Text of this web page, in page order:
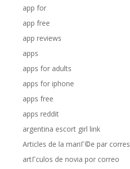
app for
app free
app reviews
apps
apps for adults
apps for iphone
apps free
apps reddit
argentina escort girl link
Articles de la mariГ©e par
artГ­culos de novia por correo